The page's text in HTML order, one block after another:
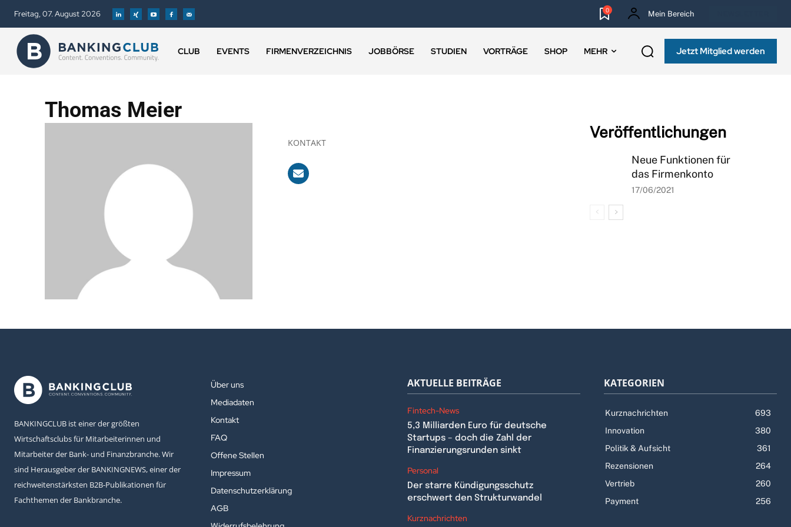
Freitag, 07. August 2026 0 Mein Bereich
CLUB EVENTS FIRMENVERZEICHNIS JOBBÖRSE STUDIEN VORTRÄGE SHOP MEHR Jetzt Mitglied werden
Thomas Meier
KONTAKT
Veröffentlichungen
Neue Funktionen für
das Firmenkonto
17/06/2021
BANKINGCLUB ist einer der größten
Wirtschaftsclubs für Mitarbeiterinnen und
Mitarbeiter der Bank- und Finanzbranche. Wir
sind Herausgeber der BANKINGNEWS, einer der
reichweitenstärksten B2B-Publikationen für
Fachthemen der Bankbranche.
Über uns
Mediadaten
Kontakt
FAQ
Offene Stellen
Impressum
Datenschutzerklärung
AGB
AKTUELLE BEITRÄGE
Fintech-News
5,3 Milliarden Euro für deutsche
Startups – doch die Zahl der
Finanzierungsrunden sinkt
Personal
Der starre Kündigungsschutz
erschwert den Strukturwandel
Kurznachrichten
KATEGORIEN
Kurznachrichten
693
Innovation
380
Politik & Aufsicht
361
Rezensionen
264
Vertrieb
260
Payment
256